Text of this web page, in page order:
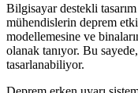
Bilgisayar destekli
mühendislerin deprem
modellemesine ve
olanak tanıyor. Bu
tasarlanabiliyor.